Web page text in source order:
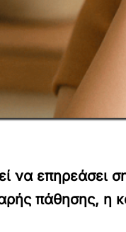
να επηρεάσει
πάθησης, η